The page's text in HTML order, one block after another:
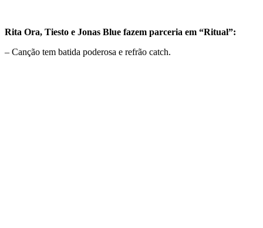
Rita Ora, Tiesto e Jonas Blue fazem parceria em “Ritual”:
– Canção tem batida poderosa e refrão catch.